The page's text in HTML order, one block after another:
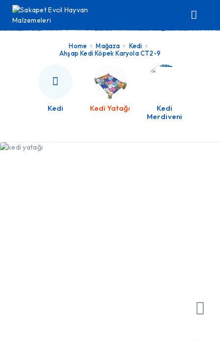
Home Mağaza
Kedi
Ahşap Kedi Köpek Karyola CT2-9
Kedi Kedi Yatağı
Kedi
Merdiveni